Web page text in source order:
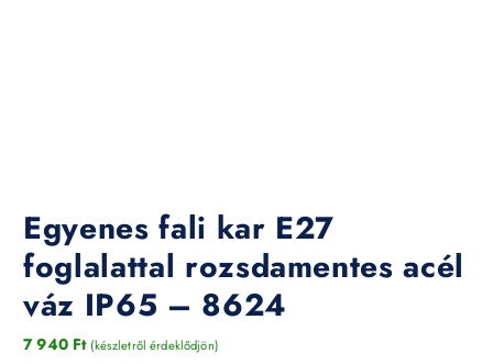
Egyenes fali kar E27
foglalattal rozsdamentes acél
váz IP65 – 8624
7 940 Ft (készletről érdeklődjön)